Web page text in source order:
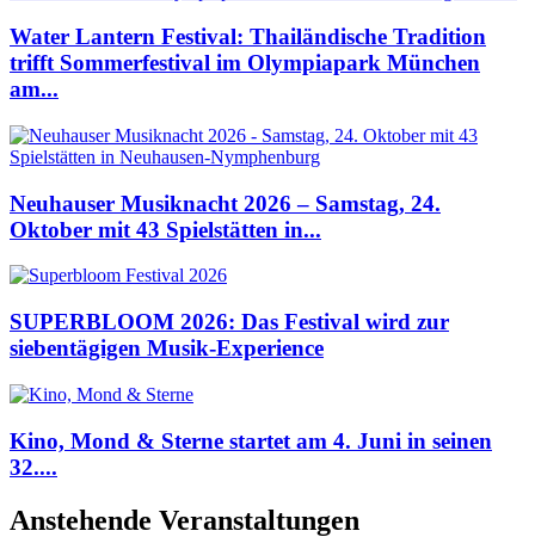
Water Lantern Festival: Thailändische Tradition
trifft Sommerfestival im Olympiapark München
am...
Neuhauser Musiknacht 2026 – Samstag, 24.
Oktober mit 43 Spielstätten in...
SUPERBLOOM 2026: Das Festival wird zur
siebentägigen Musik-Experience
Kino, Mond & Sterne startet am 4. Juni in seinen
32....
Anstehende Veranstaltungen